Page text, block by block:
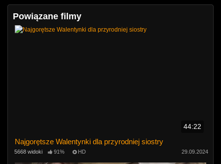
Powiązane filmy
44:22
Najgorętsze Walentynki dla przyrodniej siostry
5668 widoki 91% HD 29.09.2024